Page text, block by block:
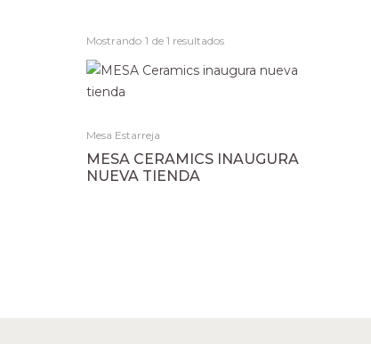
Mostrando 1 de 1 resultados
Mesa Estarreja
MESA CERAMICS INAUGURA
NUEVA TIENDA